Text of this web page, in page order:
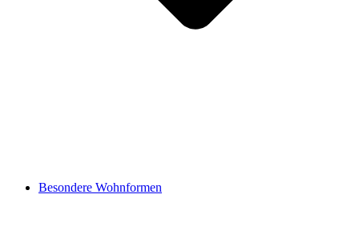
Besondere Wohnformen